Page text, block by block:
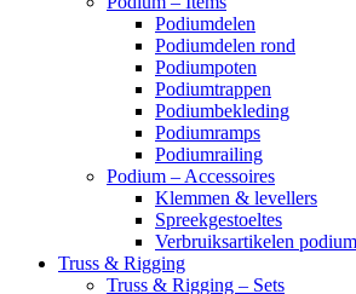
Podiumdelen
Podiumdelen rond
Podiumpoten
Podiumtrappen
Podiumbekleding
Podiumramps
Podiumrailing
Podium – Accessoires
Klemmen & levellers
Spreekgestoeltes
Verbruiksartikelen podium
Truss & Rigging
Truss & Rigging – Sets